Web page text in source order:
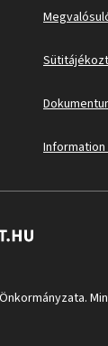
Information